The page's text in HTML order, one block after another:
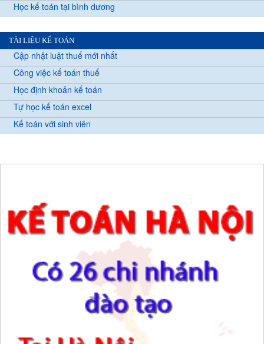
Học kế toán tại bình dương
TÀI LIỆU KẾ TOÁN
Cập nhật luật thuế mới nhất
Công việc kế toán thuế
Học định khoản kế toán
Tự học kế toán excel
Kế toán với sinh viên